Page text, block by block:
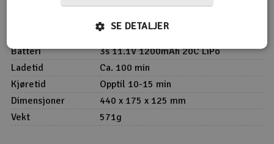
45 km/t
Batteri
3s 11.1V 1200mAh 20C LiPo
Ladetid
Ca. 100 min
Kjøretid
Opptil 10-15 min
Dimensjoner
440 x 175 x 125 mm
Vekt
571g
SE DETALJER